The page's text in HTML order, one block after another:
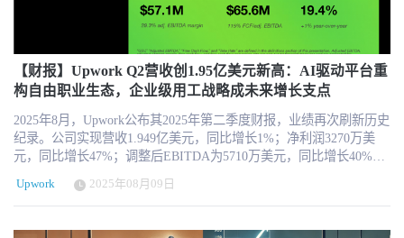
【财报】Upwork Q2营收创1.95亿美元新高：AI驱动平台重
构自由职业生态，企业级用工战略成未来增长支点
2025年8月，Upwork公布其2025年第二季度财报，业绩再次刷新历史
纪录。公司实现营收1.949亿美元，同比增长1%；净利润3270万美
元，同比增长47%；调整后EBITDA为5710万美元，同比增长40%，
EBITDA利润率达到29%，创下平台运营历史最佳水平。 而在这组亮
眼的数字背后，Upwork已不再是传统意义上的“自由职业平台”，而
是在AI时代重新定义了**“人机协同工作市场”**的角色，并瞄准了
更大体量的企业级灵活用工市场。 AI赋能：从工具到生产力核心
Upwork 2025年08月09日